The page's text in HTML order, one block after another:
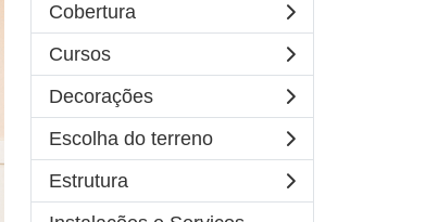
Cobertura
Cursos
Decorações
Escolha do terreno
Estrutura